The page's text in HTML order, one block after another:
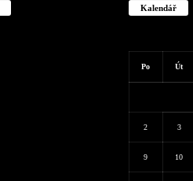
Kalendář
Po Út
2 3
9 10